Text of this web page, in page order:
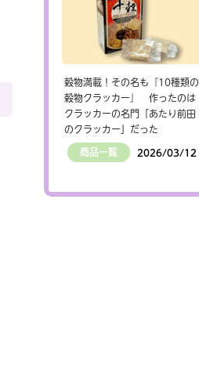
穀物満載！その名も『10種類の
穀物クラッカー』 作ったのは
クラッカーの名門「あたり前田
のクラッカー」だった
商品一覧 2026/03/12